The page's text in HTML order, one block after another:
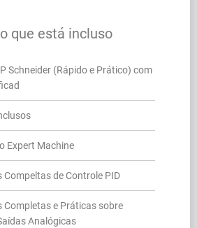
que está incluso
Schneider (Rápido e Prático) com
Expert Machine
Compeltas de Controle PID
Completas e Práticas sobre
Analógicas